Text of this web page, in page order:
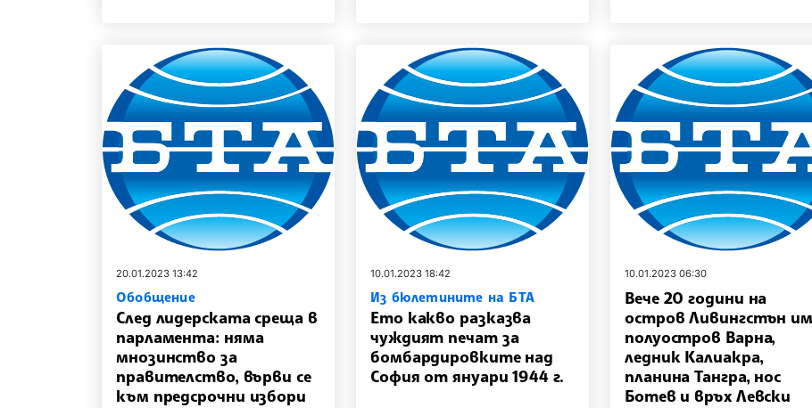
20.01.2023 13:42
Обобщение
След лидерската среща в
парламента: няма
мнозинство за
правителство, върви се
към предсрочни избори
10.01.2023 18:42
Из бюлетините на БТА
Ето какво разказва
чуждият печат за
бомбардировките над
София от януари 1944 г.
10.01.2023 06:30
Вече 20 години на
остров Ливингстън
полуостров Варна,
ледник Калиакра,
планина Тангра, нос
Ботев и връх Левски